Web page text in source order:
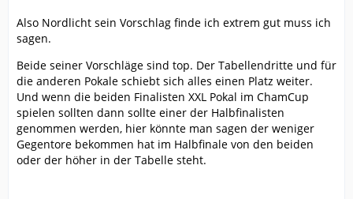
Also Nordlicht sein Vorschlag finde ich extrem gut muss ich
sagen.
Beide seiner Vorschläge sind top. Der Tabellendritte und für
die anderen Pokale schiebt sich alles einen Platz weiter.
Und wenn die beiden Finalisten XXL Pokal im ChamCup
spielen sollten dann sollte einer der Halbfinalisten
genommen werden, hier könnte man sagen der weniger
Gegentore bekommen hat im Halbfinale von den beiden
oder der höher in der Tabelle steht.